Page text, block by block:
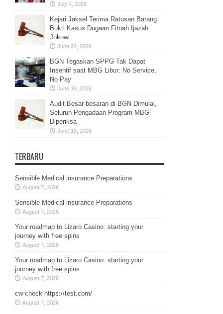
July 4, 2026
Kejari Jaksel Terima Ratusan Barang
Bukti Kasus Dugaan Fitnah Ijazah
Jokowi
June 22, 2026
BGN Tegaskan SPPG Tak Dapat
Insentif saat MBG Libur: No Service,
No Pay
June 19, 2026
Audit Besar-besaran di BGN Dimulai,
Seluruh Pengadaan Program MBG
Diperiksa
June 15, 2026
TERBARU
Sensible Medical insurance Preparations
August 7, 2026
Sensible Medical insurance Preparations
August 7, 2026
Your roadmap to Lizaro Casino: starting your
journey with free spins
August 7, 2026
Your roadmap to Lizaro Casino: starting your
journey with free spins
August 7, 2026
cw-check-https://test.com/
August 7, 2026